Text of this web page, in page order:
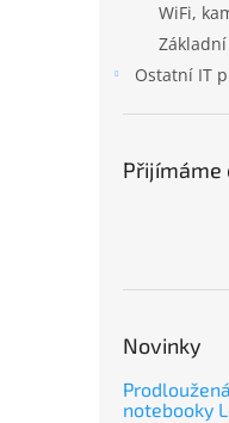
WiFi,
Ostatní IT
Přijímáme
Novinky
notebooky